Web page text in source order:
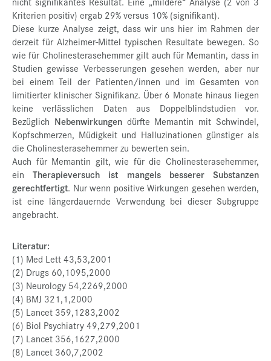
Kriterien positiv) ergab 29% versus 10% (signifikant).
Diese kurze Analyse zeigt, dass wir uns hier im Rahmen der
derzeit für Alzheimer-Mittel typischen Resultate bewegen. So
wie für Cholinesterasehemmer gilt auch für Memantin, dass in
Studien gewisse Verbesserungen gesehen werden, aber nur
bei einem Teil der Patienten/innen und im Gesamten von
limitierter klinischer Signifikanz. Über 6 Monate hinaus liegen
keine verlässlichen Daten aus Doppelblindstudien vor.
Bezüglich Nebenwirkungendürfte Memantin mit Schwindel,
Kopfschmerzen, Müdigkeit und Halluzinationen günstiger als
die Cholinesterasehemmer zu bewerten sein.
Auch für Memantin gilt, wie für die Cholinesterasehemmer,
einTherapieversuch ist mangels besserer Substanzen
gerechtfertigt. Nur wenn positive Wirkungen gesehen werden,
ist eine längerdauernde Verwendung bei dieser Subgruppe
angebracht.
Literatur:
(1) Med Lett 43,53,2001
(2) Drugs 60,1095,2000
(3) Neurology 54,2269,2000
(4) BMJ 321,1,2000
(5) Lancet 359,1283,2002
(6) Biol Psychiatry 49,279,2001
(7) Lancet 356,1627,2000
(8) Lancet 360,7,2002